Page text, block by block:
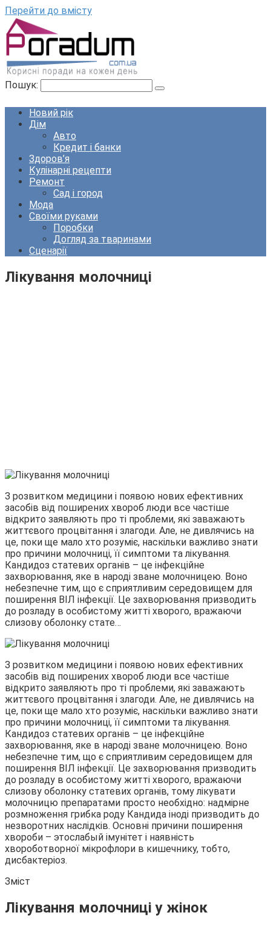
Перейти до вмісту
Пошук:
Новий рік
Дім
Авто
Кредит і банки
Здоров’я
Кулінарні рецепти
Ремонт
Сад і город
Мода
Своїми руками
Поробки
Догляд за тваринами
Сценарії
Лікування молочниці
З розвитком медицини і появою нових ефективних
засобів від поширених хвороб люди все частіше
відкрито заявляють про ті проблеми, які заважають
життєвого процвітання і злагоди. Але, не дивлячись на
це, поки ще мало хто розуміє, наскільки важливо знати
про причини молочниці, її симптоми та лікування.
Кандидоз статевих органів – це інфекційне
захворювання, яке в народі зване молочницею. Воно
небезпечне тим, що є сприятливим середовищем для
поширення ВІЛ інфекції. Це захворювання призводить
до розладу в особистому житті хворого, вражаючи
слизову оболонку стате…
З розвитком медицини і появою нових ефективних
засобів від поширених хвороб люди все частіше
відкрито заявляють про ті проблеми, які заважають
життєвого процвітання і злагоди. Але, не дивлячись на
це, поки ще мало хто розуміє, наскільки важливо знати
про причини молочниці, її симптоми та лікування.
Кандидоз статевих органів – це інфекційне
захворювання, яке в народі зване молочницею. Воно
небезпечне тим, що є сприятливим середовищем для
поширення ВІЛ інфекції. Це захворювання призводить
до розладу в особистому житті хворого, вражаючи
слизову оболонку статевих органів, тому лікувати
молочницю препаратами просто необхідно: надмірне
розмноження грибка роду Кандида іноді призводить до
незворотних наслідків. Основні причини поширення
хвороби – этослабый імунітет і наявність
хвороботворної мікрофлори в кишечнику, тобто,
дисбактеріоз.
Зміст
Лікування молочниці у жінок